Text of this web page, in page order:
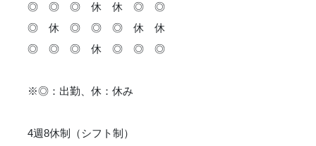
◎ ◎ ◎ 休 休 ◎ ◎
◎ 休 ◎ ◎ ◎ 休 休
◎ ◎ ◎ 休 ◎ ◎ ◎
※◎：出勤、休：休み
4週8休制（シフト制）